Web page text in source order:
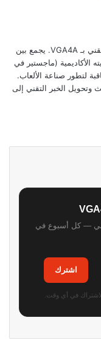
"صحفي متخصص في الإعلام الإلكتروني ومحرر تقني بـ VGA4A. يجمع بين
الأكاديمية (ماجستير في
لتطور صناعة الألعاب.
وتحويل الخبر التقني إلى
— كل أسبوع في
اشترك
في أي وقت.